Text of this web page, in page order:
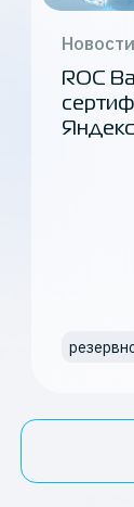
ROC